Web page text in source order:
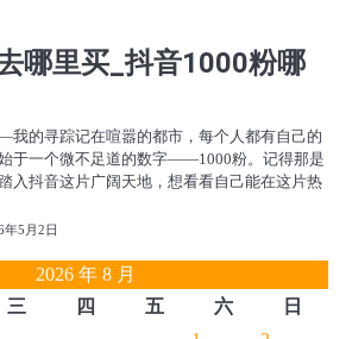
哪里买_抖音1000粉哪
的寻踪记在喧嚣的都市，每个人都有自己的
于一个微不足道的数字——1000粉。记得那是
入抖音这片广阔天地，想看看自己能在这片热
年5月2日
2026 年 8 月
三 四 五 六
日